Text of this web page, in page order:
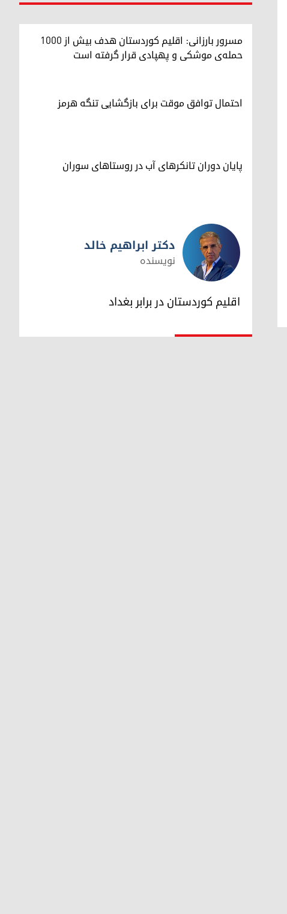
مسرور بارزانی: اقلیم کوردستان هدف بیش از ۱۰۰۰
حمله‌ی موشکی و پهپادی قرار گرفته است
احتمال توافق موقت برای بازگشایی تنگه هرمز
پایان دوران تانکرهای آب در روستاهای سوران
دکتر ابراهیم خالد
دکتر ابراهیم خالد
نویسنده
اقلیم کوردستان در برابر بغداد